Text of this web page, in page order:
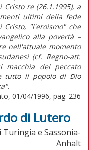
re (26.1.1995), a
ultimi della fede
Cristo, "l'eroismo" che
alla povertà –
nell'attuale momento
(cf. Regno-att.
macchia del peccato
tutto il popolo di Dio
01/04/1996, pag. 236
di Lutero
Turingia e Sassonia-
Anhalt